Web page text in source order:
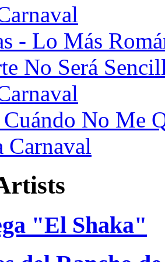
- Lo Más
No Será
Cuándo No Me
Carnaval
"El Shaka"